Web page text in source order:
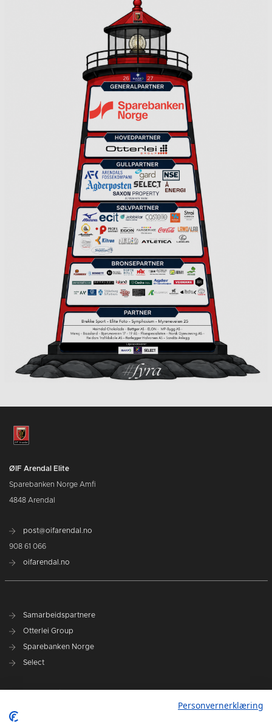
ØIF Arendal Elite
Sparebanken Norge Amfi
4848 Arendal
post@oifarendal.no
908 61 066
oifarendal.no
Samarbeidspartnere
Otterlei Group
Sparebanken Norge
Select
Personvernerklæring